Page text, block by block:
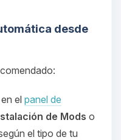
desde
elpanel de
de Mods o
el tipo de tu